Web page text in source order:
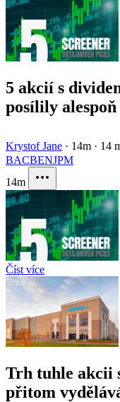
5 akcií s
posílily alespoň
Krystof Jane · 14m · 14
BACBENJPM
14m
Číst více
Trh tuhle akcii
přitom